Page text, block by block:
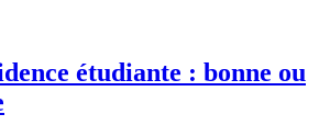
étudiante : bonne ou